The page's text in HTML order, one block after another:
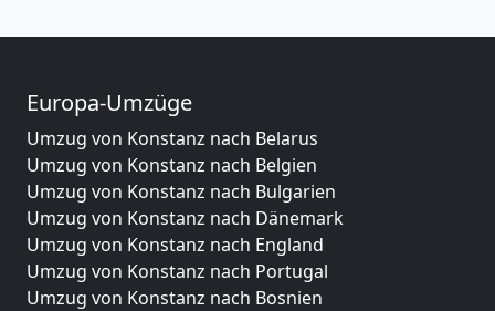
Europa-Umzüge
Umzug von Konstanz nach Belarus
Umzug von Konstanz nach Belgien
Umzug von Konstanz nach Bulgarien
Umzug von Konstanz nach Dänemark
Umzug von Konstanz nach England
Umzug von Konstanz nach Portugal
Umzug von Konstanz nach Bosnien